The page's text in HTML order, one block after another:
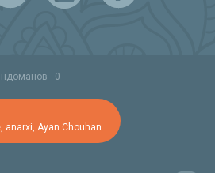
- 0
, anarxi, Ayan Chouhan